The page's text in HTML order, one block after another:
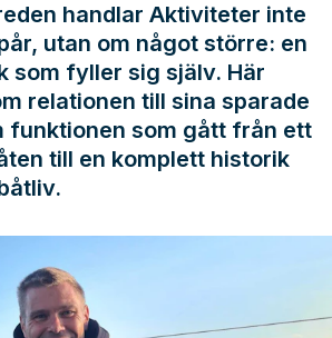
handlar Aktiviteter inte
utan om något större: en
som fyller sig själv. Här
relationen till sina sparade
funktionen som gått från ett
till en komplett historik